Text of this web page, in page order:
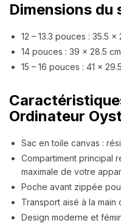
Dimensions du
12 – 13.3 pouces : 35.5 x
14 pouces : 39 x 28.5 cm
15 – 16 pouces : 41 x
Ordinateur
Sac en toile canvas :
Compartiment principal
maximale de votre
Poche avant zippée
Transport aisé à la main
Design moderne et